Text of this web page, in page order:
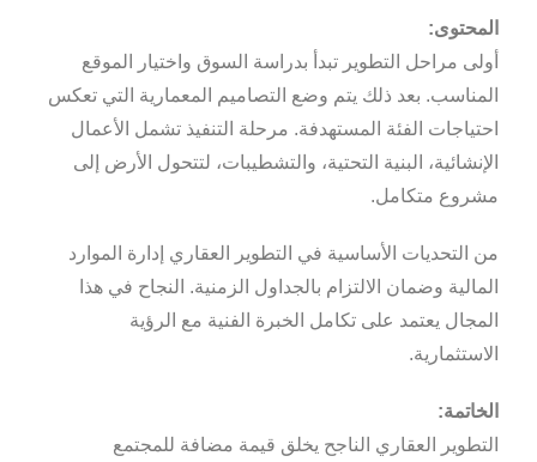
المحتوى:
أولى مراحل التطوير تبدأ بدراسة السوق واختيار الموقع
المناسب. بعد ذلك يتم وضع التصاميم المعمارية التي تعكس
احتياجات الفئة المستهدفة. مرحلة التنفيذ تشمل الأعمال
الإنشائية، البنية التحتية، والتشطيبات، لتتحول الأرض إلى
مشروع متكامل.
من التحديات الأساسية في التطوير العقاري إدارة الموارد
المالية وضمان الالتزام بالجداول الزمنية. النجاح في هذا
المجال يعتمد على تكامل الخبرة الفنية مع الرؤية
الاستثمارية.
الخاتمة:
التطوير العقاري الناجح يخلق قيمة مضافة للمجتمع